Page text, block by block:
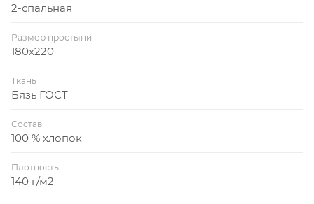
2-спальная
Размер простыни
180x220
Ткань
Бязь ГОСТ
Состав
100 % хлопок
Плотность
140 г/м2